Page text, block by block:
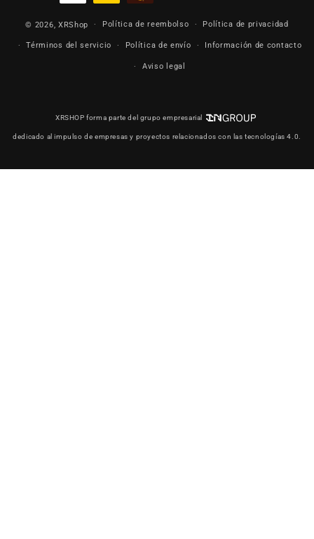
© 2026, XRShop Política de reembolso Política de privacidad
Términos del servicio Política de envío Información de contacto
Aviso legal
XRSHOP forma parte del grupo empresarial
dedicado al impulso de empresas y proyectos relacionados con las tecnologías 4.0.